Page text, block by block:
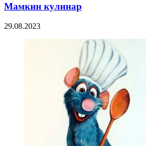
Мамкин кулинар
29.08.2023